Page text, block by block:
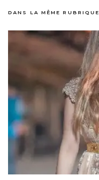
DANS LA MÊME RUBRIQUE